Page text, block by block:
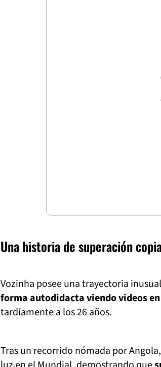
Una historia de superación
Vozinha posee una trayectoria
forma autodidacta viendo videos en
tardíamente a los 26 años.
Tras un recorrido nómada por